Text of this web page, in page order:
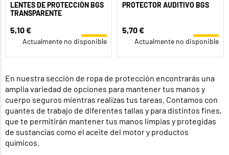
LENTES DE PROTECCIÓN BGS
TRANSPARENTE
5,10 €
Actualmente no disponible
PROTECTOR AUDITIVO BGS
5,70 €
Actualmente no disponible
En nuestra sección de ropa de protección encontrarás una
amplia variedad de opciones para mantener tus manos y
cuerpo seguros mientras realizas tus tareas. Contamos con
guantes de trabajo de diferentes tallas y para distintos fines,
que te permitirán mantener tus manos limpias y protegidas
de sustancias como el aceite del motor y productos
químicos.